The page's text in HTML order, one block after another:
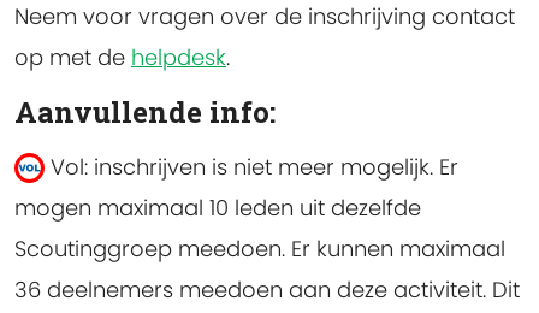
Neem voor vragen over de inschrijving contact
op met de helpdesk.
Aanvullende info:
Vol: inschrijven is niet meer mogelijk. Er
mogen maximaal 10 leden uit dezelfde
Scoutinggroep meedoen. Er kunnen maximaal
36 deelnemers meedoen aan deze activiteit. Dit